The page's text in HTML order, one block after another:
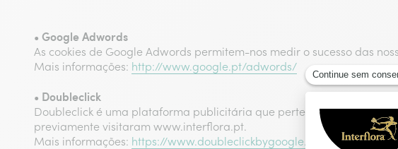
• Google Adwords
As cookies de Google Adwords permitem-nos medir o sucesso das
Mais informações: http://www.google.pt/adwords/
• Doubleclick
Doubleclick é uma plataforma publicitária que pertence à Google.
previamente visitaram www.interflora.pt.
Mais informações: https://www.doubleclickbygoogle.com/